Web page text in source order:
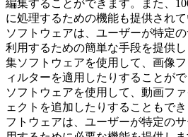
編集することができます。また、
に処理するための機能も提供され
ソフトウェアは、ユーザーが特定
利用するための簡単な手段を提供
集ソフトウェアを使用して、画像
ィルターを適用したりすることが
ソフトウェアを使用して、動画フ
ェクトを追加したりすることもで
フトウェアは、ユーザーが特定の